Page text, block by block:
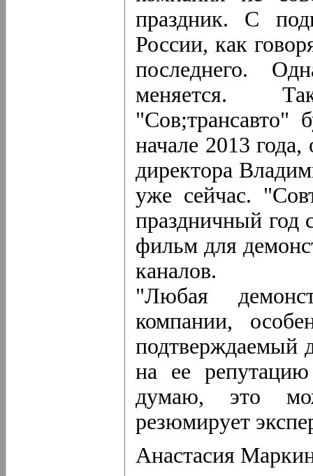
праздник. С
России, как
последнего.
меняется.
"Сов;трансавто"
начале 2013 года,
директора
уже сейчас.
праздничный год
фильм для
каналов.
"Любая
компании,
подтверждаемый
на ее
думаю, это
резюмирует
Анастасия